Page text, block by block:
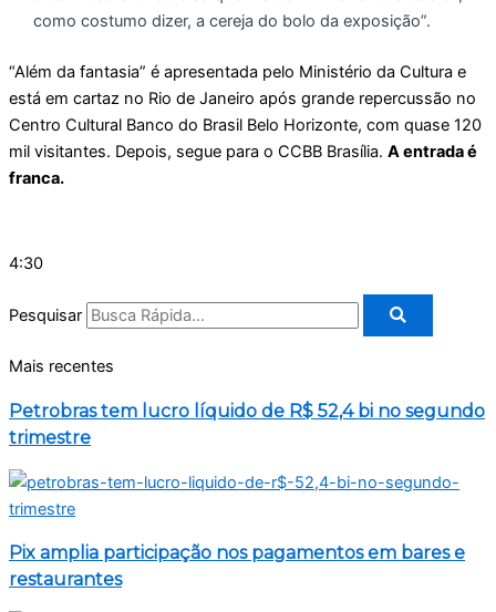
como costumo dizer, a cereja do bolo da exposição”.
“Além da fantasia” é apresentada pelo Ministério da Cultura e
está em cartaz no Rio de Janeiro após grande repercussão no
Centro Cultural Banco do Brasil Belo Horizonte, com quase 120
mil visitantes. Depois, segue para o CCBB Brasília. A entrada é
franca.
4:30
Pesquisar
Mais recentes
Petrobras tem lucro líquido de R$ 52,4 bi no segundo
trimestre
Pix amplia participação nos pagamentos em bares e
restaurantes